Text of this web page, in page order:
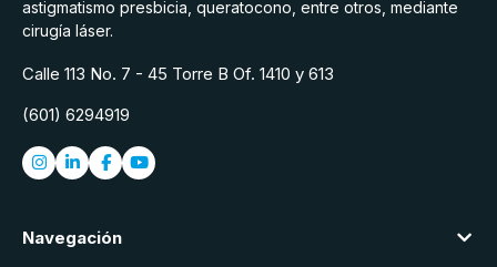
astigmatismo presbicia, queratocono, entre otros, mediante
cirugía láser.
Calle 113 No. 7 - 45 Torre B Of. 1410 y 613
(601) 6294919
Navegación